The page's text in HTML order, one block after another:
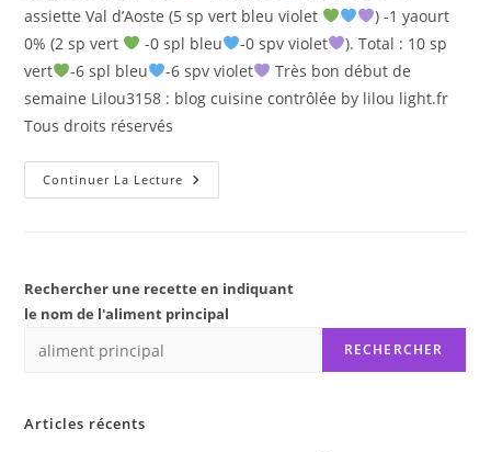
assiette Val d’Aoste (5 sp vert bleu violet
) -1 yaourt
0% (2 sp vert
-0 spl bleu -0 spv violet
). Total : 10 sp
vert
-6 spl bleu -6 spv violet
Très bon début de
semaine Lilou3158 : blog cuisine contrôlée by lilou light.fr
Tous droits réservés
Continuer La Lecture ASSIETTE
VAL
Rechercher une recette en indiquant
le nom de l'aliment principal
RECHERCHER
Articles récents